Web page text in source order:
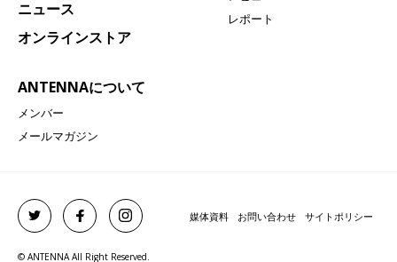
ニュース
オンラインストア
ANTENNAについて
メンバー
メールマガジン
レポート
媒体資料 お問い合わせ サイトポリシー
© ANTENNA All Right Reserved.